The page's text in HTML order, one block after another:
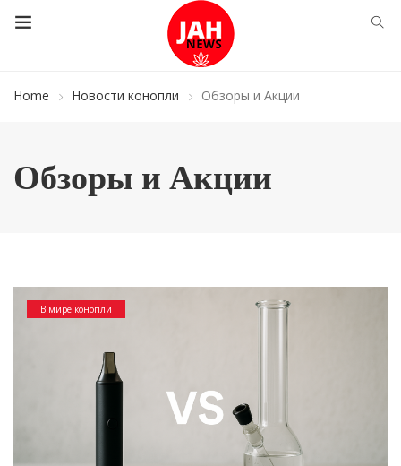
Home Новости конопли Обзоры и Акции
Обзоры и Акции
В мире конопли